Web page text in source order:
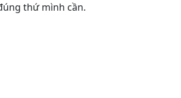
thứ mình cần.